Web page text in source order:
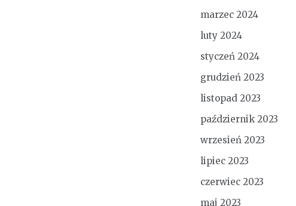
marzec 2024
luty 2024
styczeń 2024
grudzień 2023
listopad 2023
październik 2023
wrzesień 2023
lipiec 2023
czerwiec 2023
maj 2023